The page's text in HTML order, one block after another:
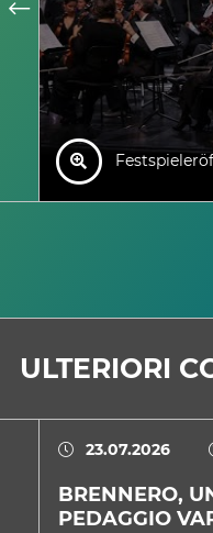
ULTERIORI
23.07.2026
BRENNERO,
PEDAGGIO